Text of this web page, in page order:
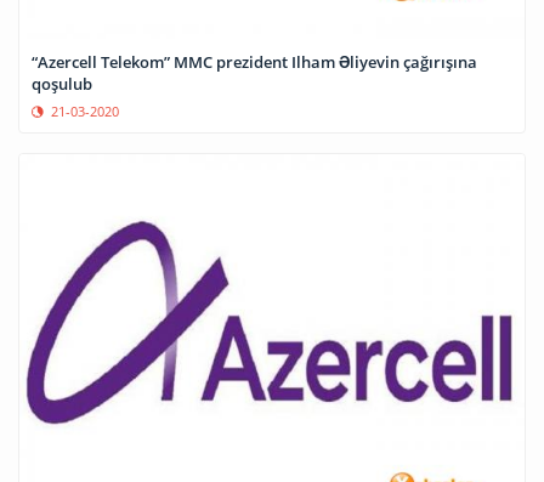
“Azercell Telekom” MMC prezident Ilham Əliyevin çağırışına
qoşulub
21-03-2020